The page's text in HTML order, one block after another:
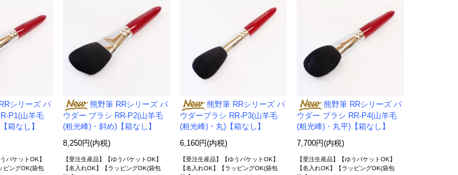
シリーズ パ
P1(山羊毛
箱なし】
パケットOK】
ピングOK(袋包
熊野筆 RRシリーズ パ
ウダー ブラシ RR-P2(山羊毛
(粗光峰)・斜め)【箱なし】
8,250円(内税)
【受注生産品】【ゆうパケットOK】
【名入れOK】【ラッピングOK(袋包
熊野筆 RRシリーズ パ
ウダーブラシ RR-P3(山羊毛
(粗光峰)・丸)【箱なし】
6,160円(内税)
【受注生産品】【ゆうパケットOK】
【名入れOK】【ラッピングOK(袋包
熊野筆 RRシリーズ パ
ウダー ブラシ RR-P4(山羊毛
(粗光峰)・丸平)【箱なし】
7,700円(内税)
【受注生産品】【ゆうパケットOK】
【名入れOK】【ラッピングOK(袋包